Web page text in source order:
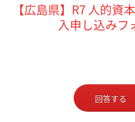
【広島県】R7 人的資
入申し込みフ
回答する